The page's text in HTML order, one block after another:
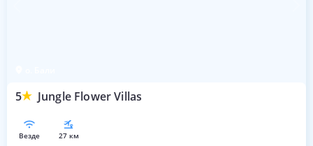
5 Jungle Flower Villas
везде 27 км